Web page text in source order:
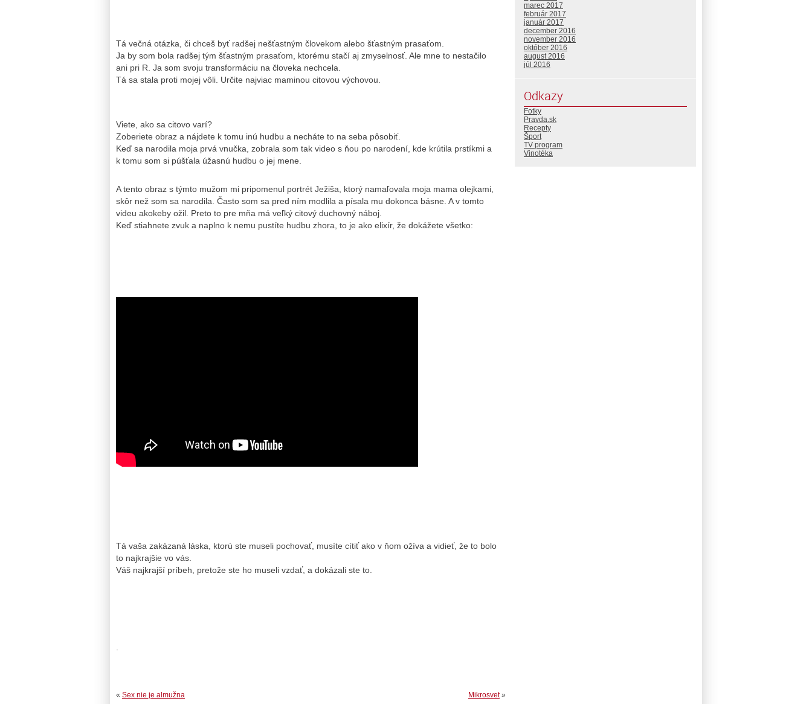
Tá večná otázka, či chceš byť radšej nešťastným človekom alebo šťastným prasaťom.
Ja by som bola radšej tým šťastným prasaťom, ktorému stačí aj zmyselnosť. Ale mne to nestačilo
ani pri R. Ja som svoju transformáciu na človeka nechcela.
Tá sa stala proti mojej vôli. Určite najviac maminou citovou výchovou.
Viete, ako sa citovo varí?
Zoberiete obraz a nájdete k tomu inú hudbu a necháte to na seba pôsobiť.
Keď sa narodila moja prvá vnučka, zobrala som tak video s ňou po narodení, kde krútila prstíkmi a
k tomu som si púšťala úžasnú hudbu o jej mene.
A tento obraz s týmto mužom mi pripomenul portrét Ježiša, ktorý namaľovala moja mama olejkami,
skôr než som sa narodila. Často som sa pred ním modlila a písala mu dokonca básne. A v tomto
videu akokeby ožil. Preto to pre mňa má veľký citový duchovný náboj.
Keď stiahnete zvuk a naplno k nemu pustíte hudbu zhora, to je ako elixír, že dokážete všetko:
Tá vaša zakázaná láska, ktorú ste museli pochovať, musíte cítiť ako v ňom ožíva a vidieť, že to bolo
to najkrajšie vo vás.
Váš najkrajší príbeh, pretože ste ho museli vzdať, a dokázali ste to.
Mikrosvet»
« Sex nie je almužna
marec 2017
február 2017
január 2017
december 2016
november 2016
október 2016
august 2016
júl 2016
Odkazy
Fotky
Pravda.sk
Recepty
Šport
TV program
Vinotéka